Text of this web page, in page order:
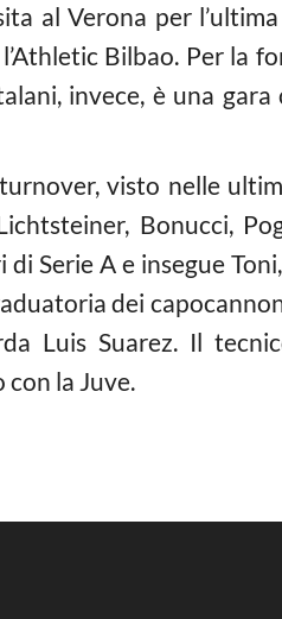
al Verona per
Bilbao. Per la
invece, è una gara
visto nelle
Bonucci,
Serie A e insegue
dei
Luis Suarez. Il
la Juve.